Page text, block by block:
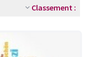
Classement :